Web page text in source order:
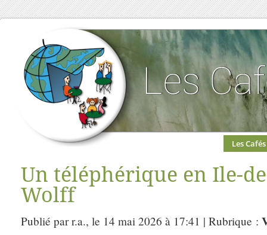
Les Cafés
Un téléphérique en Ile-
Wolff
Publié par r.a., le 14 mai 2026 à 17:41 | Rubrique :